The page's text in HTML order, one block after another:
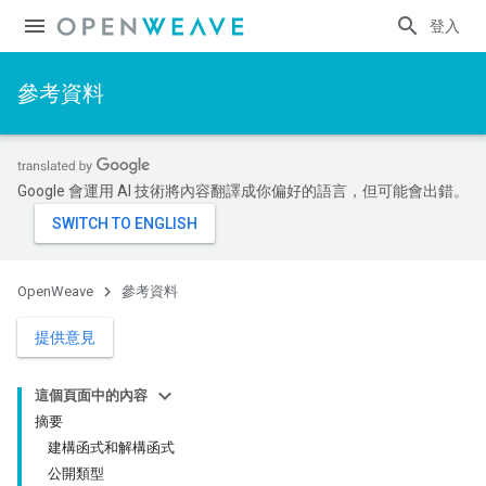
登入
參考資料
Google 會運用 AI 技術將內容翻譯成你偏好的語言，但可能會出錯。
OpenWeave 參考資料
提供意見
這個頁面中的內容
摘要
建構函式和解構函式
公開類型